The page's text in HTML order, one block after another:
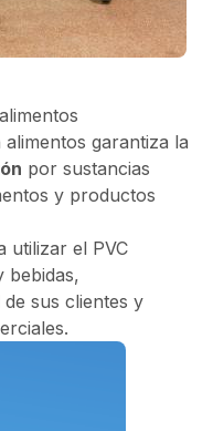
garantiza la
por sustancias
y productos
utilizar el PVC
bebidas,
de sus clientes y